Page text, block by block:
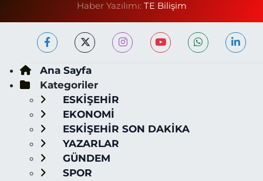
Haber Yazılımı: TE Bilişim
Ana Sayfa
Kategoriler
ESKİŞEHİR
EKONOMİ
ESKİŞEHİR SON DAKİKA
YAZARLAR
GÜNDEM
SPOR